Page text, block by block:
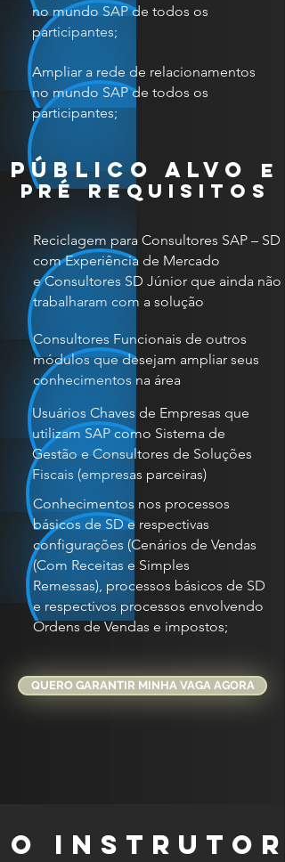
no mundo SAP de todos os
participantes;
Ampliar a rede de relacionamentos
no mundo SAP de todos os
participantes;
público alvo e
pré requisitos
Reciclagem para Consultores SAP – SD
com Experiência de Mercado
e Consultores SD Júnior que ainda não
trabalharam com a solução
Consultores Funcionais de outros
módulos que desejam ampliar seus
conhecimentos na área
Usuários Chaves de Empresas que
utilizam SAP como Sistema de
Gestão e Consultores de Soluções
Fiscais (empresas parceiras)
Conhecimentos nos processos
básicos de SD e respectivas
configurações (Cenários de Vendas
(Com Receitas e Simples
Remessas), processos básicos de SD
e respectivos processos envolvendo
Ordens de Vendas e impostos;
QUERO GARANTIR MINHA VAGA AGORA
O INSTRUTOR